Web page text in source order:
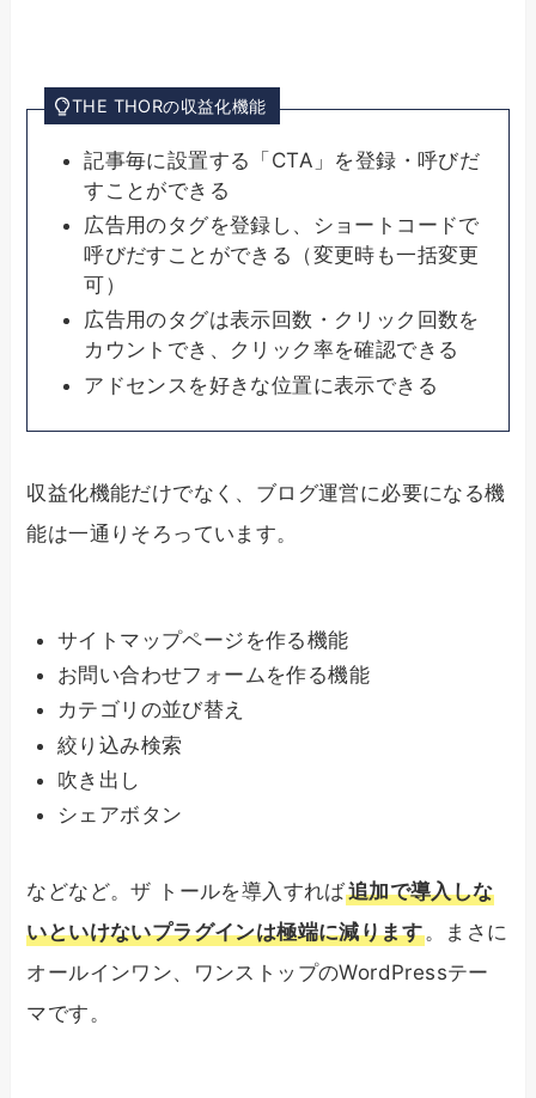
THE THORの収益化機能
記事毎に設置する「CTA」を登録・呼びだ
すことができる
広告用のタグを登録し、ショートコードで
呼びだすことができる（変更時も一括変更
可）
広告用のタグは表示回数・クリック回数を
カウントでき、クリック率を確認できる
アドセンスを好きな位置に表示できる
収益化機能だけでなく、ブログ運営に必要になる機
能は一通りそろっています。
サイトマップページを作る機能
お問い合わせフォームを作る機能
カテゴリの並び替え
絞り込み検索
吹き出し
シェアボタン
などなど。ザ トールを導入すれば追加で導入しな
いといけないプラグインは極端に減ります。まさに
オールインワン、ワンストップのWordPressテー
マです。